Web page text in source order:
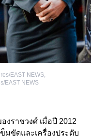
EAST NEWS,
EAST NEWS
งราชวงศ์ เมื่อปี 2012
มขัดและเครื่องประดับ